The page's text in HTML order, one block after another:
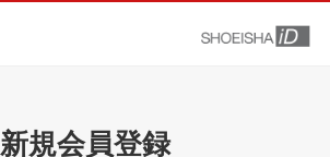
新規会員登録